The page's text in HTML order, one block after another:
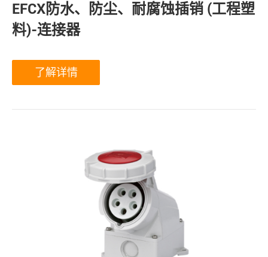
EFCX防水、防尘、耐腐蚀插销 (工程塑
料)-连接器
了解详情